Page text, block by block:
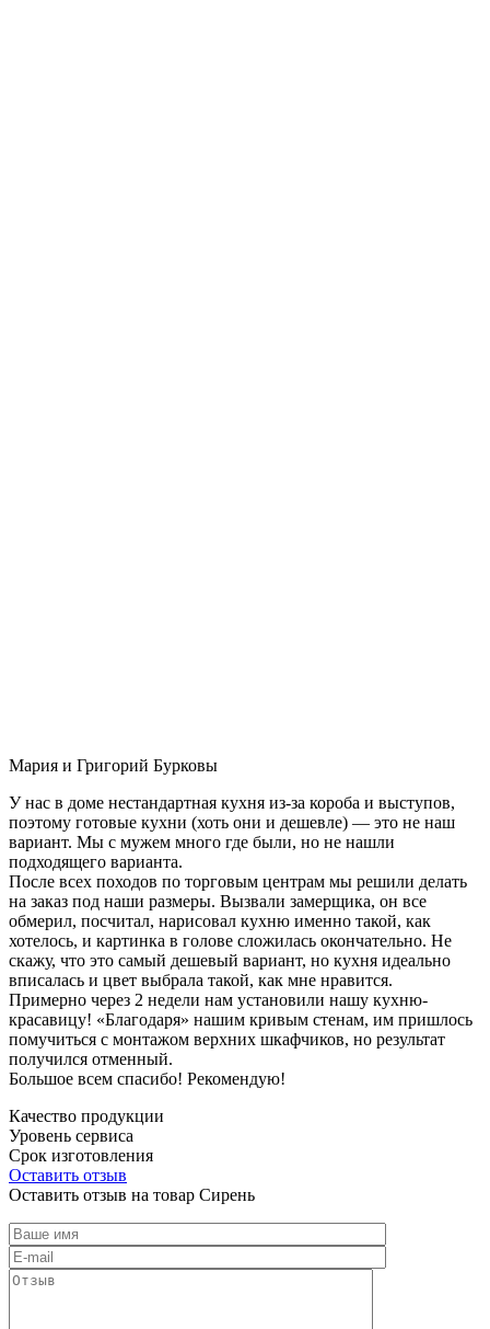
Мария и Григорий Бурковы
У нас в доме нестандартная кухня из-за короба и выступов,
поэтому готовые кухни (хоть они и дешевле) — это не наш
вариант. Мы с мужем много где были, но не нашли
подходящего варианта.
После всех походов по торговым центрам мы решили делать
на заказ под наши размеры. Вызвали замерщика, он все
обмерил, посчитал, нарисовал кухню именно такой, как
хотелось, и картинка в голове сложилась окончательно. Не
скажу, что это самый дешевый вариант, но кухня идеально
вписалась и цвет выбрала такой, как мне нравится.
Примерно через 2 недели нам установили нашу кухню-
красавицу! «Благодаря» нашим кривым стенам, им пришлось
помучиться с монтажом верхних шкафчиков, но результат
получился отменный.
Большое всем спасибо! Рекомендую!
Качество продукции
Уровень сервиса
Срок изготовления
Оставить отзыв
Оставить отзыв на товар Сирень